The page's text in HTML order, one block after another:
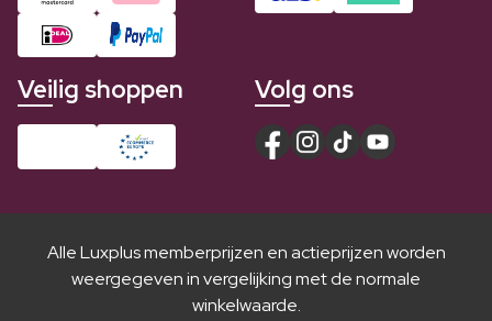
Veilig shoppen Volg ons
Alle Luxplus memberprijzen en actieprijzen worden
weergegeven in vergelijking met de normale
winkelwaarde.